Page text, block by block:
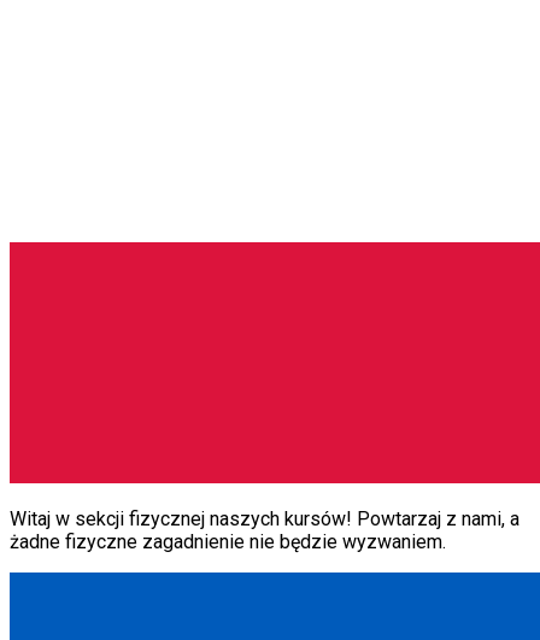
Witaj w sekcji fizycznej naszych kursów! Powtarzaj z nami, a
żadne fizyczne zagadnienie nie będzie wyzwaniem.